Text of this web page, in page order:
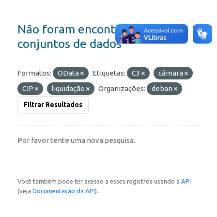
Não foram encontrados
conjuntos de dados
Formatos: OData Etiquetas: C3
câmara
CIP
liquidação Organizações: deban
Filtrar Resultados
Por favor tente uma nova pesquisa.
Você também pode ter acesso a esses registros usando a API
(veja Documentação da API).